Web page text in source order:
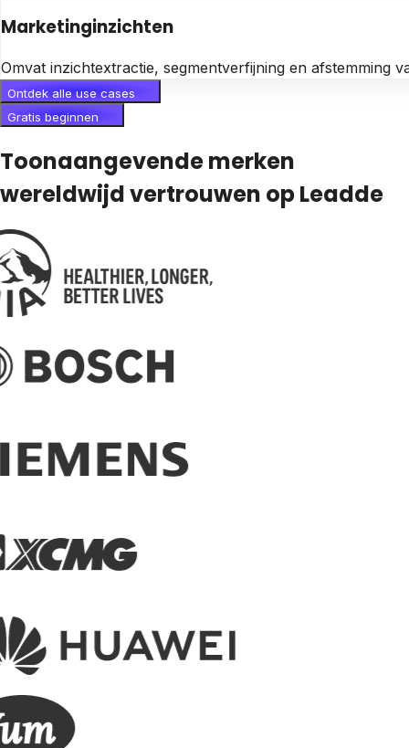
Marketinginzichten
Omvat inzichtextractie, segmentverfijning en afstemming
Ontdek alle use cases
Gratis beginnen
Toonaangevende merken
wereldwijd vertrouwen op Leadde